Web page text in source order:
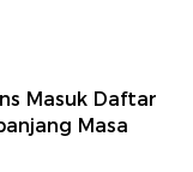
Masuk Daftar
Masa